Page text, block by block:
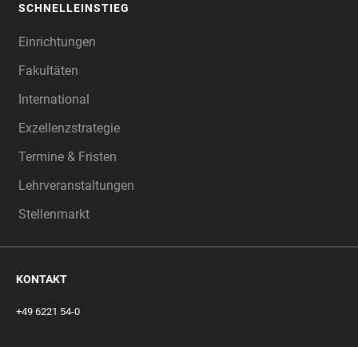
SCHNELLEINSTIEG
Einrichtungen
Fakultäten
International
Exzellenzstrategie
Termine & Fristen
Lehrveranstaltungen
Stellenmarkt
KONTAKT
+49 6221 54-0